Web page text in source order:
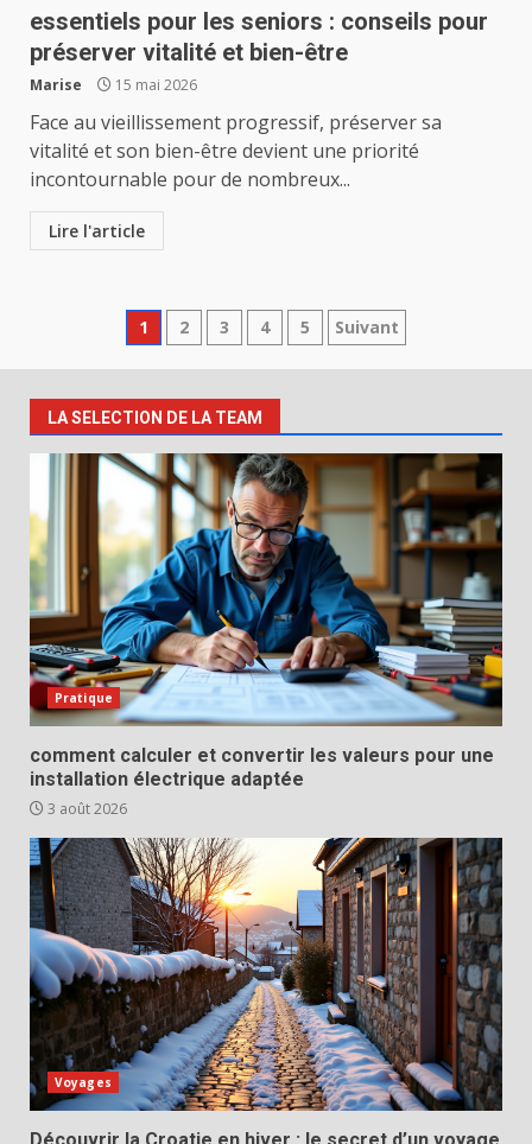
essentiels pour les seniors : conseils pour
préserver vitalité et bien-être
Marise 15 mai 2026
Face au vieillissement progressif, préserver sa
vitalité et son bien-être devient une priorité
incontournable pour de nombreux...
Lire l'article
Pagination
des
publications
1 2 3 4 5 Suivant
LA SELECTION DE LA TEAM
Pratique
comment calculer et convertir les valeurs pour une
installation électrique adaptée
3 août 2026
Voyages